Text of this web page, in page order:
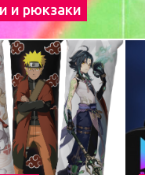
и рюкзаки